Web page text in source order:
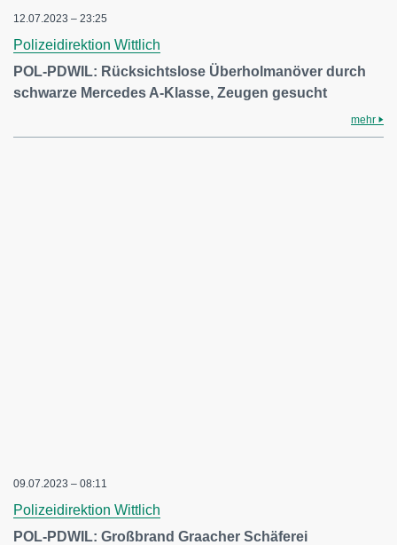
12.07.2023 – 23:25
Polizeidirektion Wittlich
POL-PDWIL: Rücksichtslose Überholmanöver durch
schwarze Mercedes A-Klasse, Zeugen gesucht
mehr
09.07.2023 – 08:11
Polizeidirektion Wittlich
POL-PDWIL: Großbrand Graacher Schäferei